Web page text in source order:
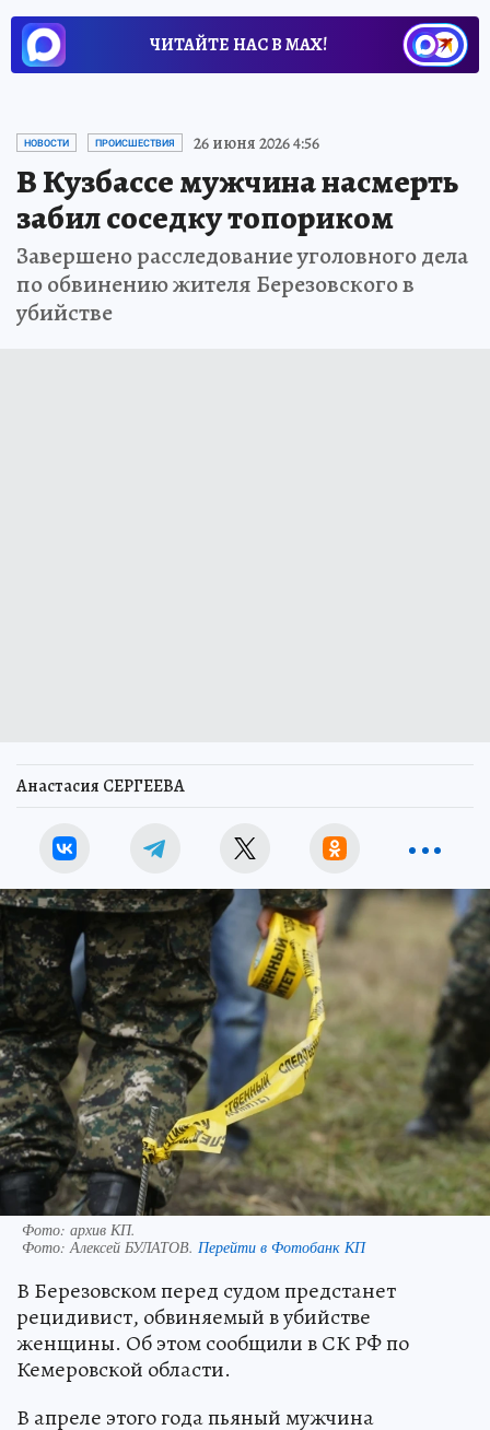
ЧИТАЙТЕ НАС В МАХ!
НОВОСТИ ПРОИСШЕСТВИЯ 26 июня 2026 4:56
В Кузбассе мужчина насмерть
забил соседку топориком
Завершено расследование уголовного дела
по обвинению жителя Березовского в
убийстве
Анастасия СЕРГЕЕВА
Фото: архив КП.
Фото:Алексей БУЛАТОВ. Перейти в Фотобанк КП
В Березовском перед судом предстанет
рецидивист, обвиняемый в убийстве
женщины. Об этом сообщили в СК РФ по
Кемеровской области.
В апреле этого года пьяный мужчина